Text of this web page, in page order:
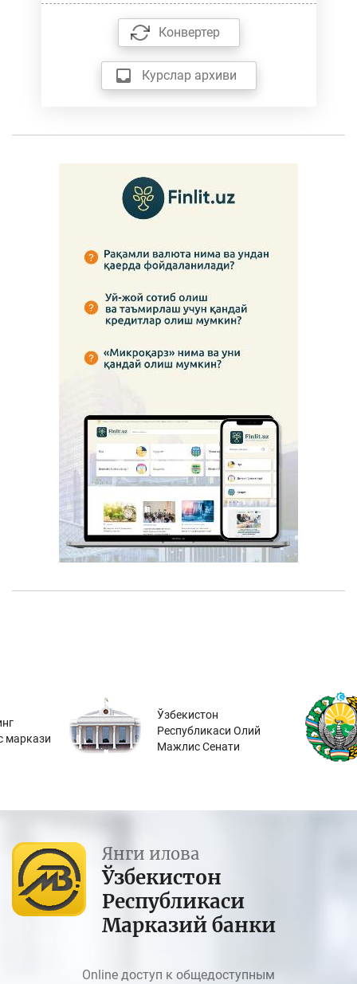
Конвертер
Курслар архиви
маркази
Ўзбекистон
Республикаси Олий
Мажлис Сенати
Янги илова
Ўзбекистон
Республикаси
Марказий банки
Online доступ к общедоступным